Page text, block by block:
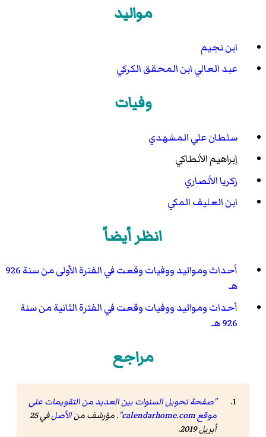
مواليد
ابن نجيم
عبد العالي ابن المحقق الكركي
وفيات
سلطان علي المشهدي
إبراهيم الأنطاكي
زكريا الأنصاري
ابن العليف المكي
انظر أيضاً
أحداث ومواليد ووفيات وقعت في الفترة الأولى من سنة 926
هـ
أحداث ومواليد ووفيات وقعت في الفترة الثانية من سنة
926 هـ
مراجع
"صفحة تحويل السنوات بين العديد من التقويمات على
موقع calendarhome.com"
. مؤرشف منالأصل
في 25
أبريل 2019.